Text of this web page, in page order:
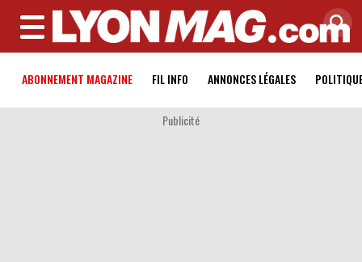
MENU
ABONNEMENT MAGAZINE FIL INFO ANNONCES LÉGALES
Publicité